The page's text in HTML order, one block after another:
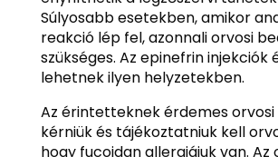
Súlyosabb esetekben, amikor
reakció lép fel, azonnali orvosi
szükséges. Az epinefrin
lehetnek ilyen helyzetekben.
Az érintetteknek érdemes
kérniük és tájékoztatniuk kell
hogy fucoidan allergiájuk van. Az